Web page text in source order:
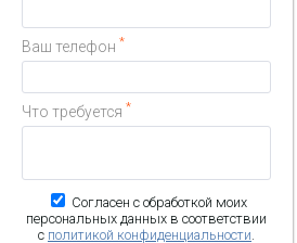
Ваш телефон *
Что требуется *
Согласен с обработкой моих
персональных данных в соответствии
с политикой конфиденциальности